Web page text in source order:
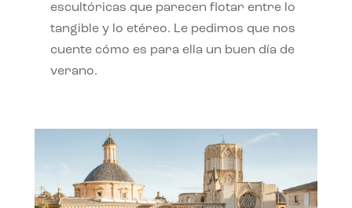
escultóricas que parecen flotar entre lo
tangible y lo etéreo. Le pedimos que nos
cuente cómo es para ella un buen día de
verano.